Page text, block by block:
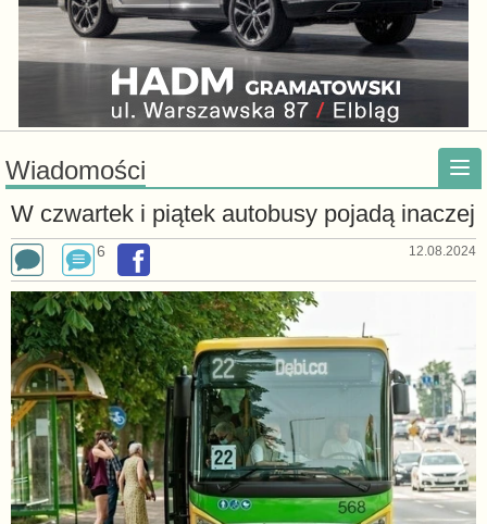
Wiadomości
W czwartek i piątek autobusy pojadą inaczej
6 12.08.2024